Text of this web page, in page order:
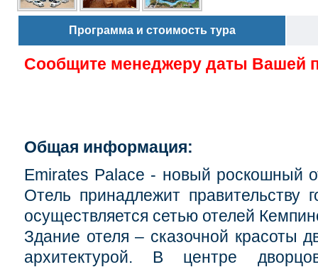
Программа и стоимость тура
Сообщите менеджеру даты Вашей
Общая информация:
Emirates Palace - новый роскошный
Отель принадлежит правительству
осуществляется сетью отелей
Здание отеля – сказочной красоты
архитектурой. В центре